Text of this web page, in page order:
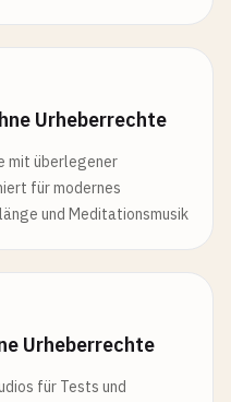
Urheberrechte
mit überlegener
für modernes
und Meditationsmusik
Urheberrechte
für Tests und